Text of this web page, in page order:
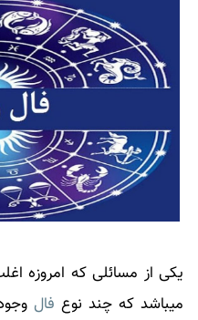
یکی از مسائلی که امروزه
میباشد که چند نوع فال